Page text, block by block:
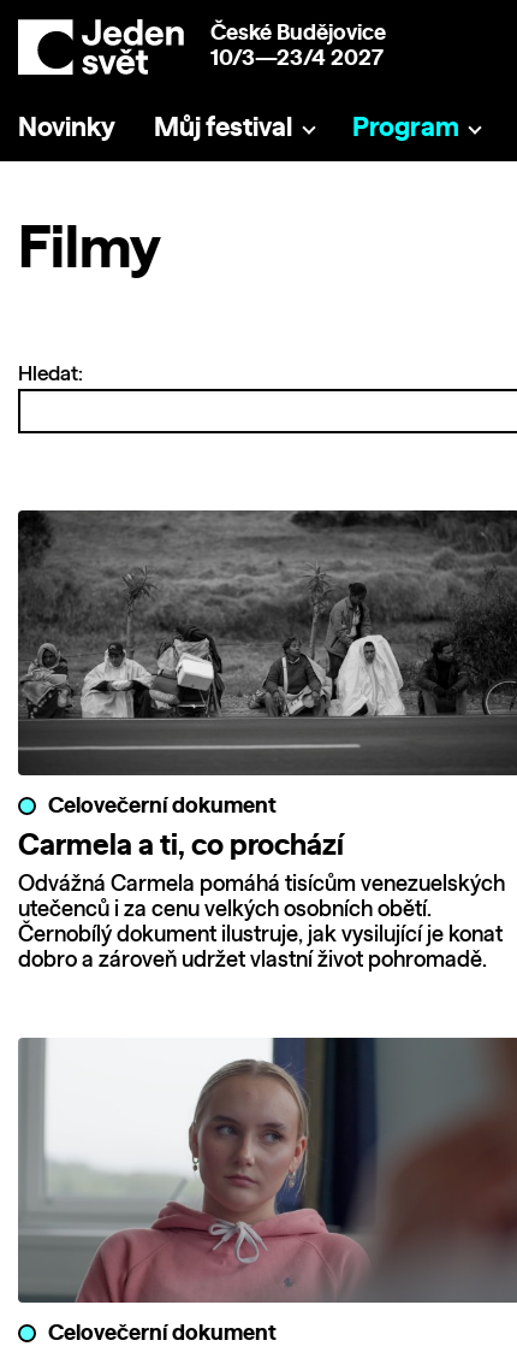
České Budějovice
10/3—23/4 2027
Novinky Můj festival Program
Filmy
Hledat:
Celovečerní dokument
Carmela a ti, co prochází
Odvážná Carmela pomáhá tisícům venezuelských
utečenců i za cenu velkých osobních obětí.
Černobílý dokument ilustruje, jak vysilující je konat
dobro a zároveň udržet vlastní život pohromadě.
Celovečerní dokument